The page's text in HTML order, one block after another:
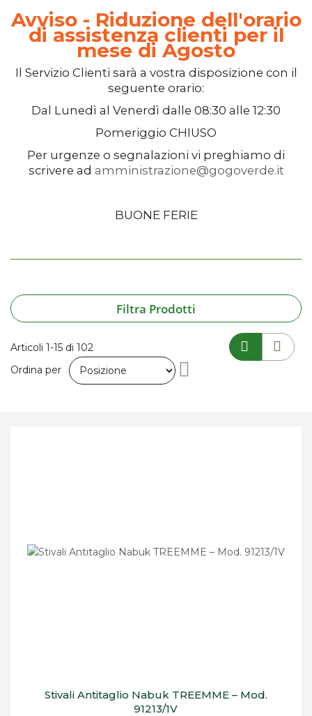
Avviso - Riduzione dell'orario
di assistenza clienti per il
mese di Agosto
Il Servizio Clienti sarà a vostra disposizione con il
seguente orario:
Dal Lunedì al Venerdì dalle 08:30 alle 12:30
Pomeriggio CHIUSO
Per urgenze o segnalazioni vi preghiamo di
scrivere ad amministrazione@gogoverde.it
BUONE FERIE
Filtra Prodotti
Articoli 1-15 di 102
Ordina per
Stivali Antitaglio Nabuk TREEMME – Mod.
91213/1V